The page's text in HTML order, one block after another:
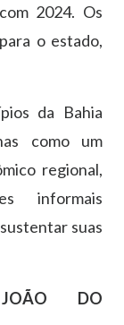
2024. Os
o estado,
da Bahia
como um
regional,
informais
suas
DO